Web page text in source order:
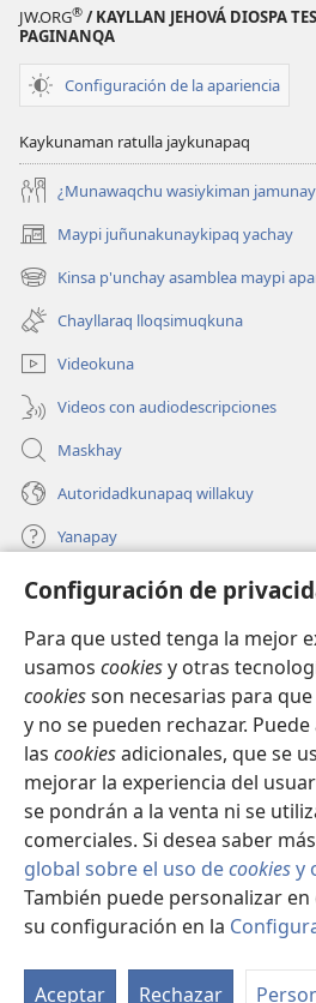
Configuración de
Para que usted tenga la mejor
usamos cookiesy otras
cookiesson necesarias para
y no se pueden rechazar.
las cookiesadicionales, que se
mejorar la experiencia del
se pondrán a la venta ni se
comerciales. Si desea saber
global sobre el uso decookiesy
También puede personalizar
su configuración en la
Aceptar Rechazar
JW.ORG® / KAYLLAN JEHOVÁ DIOSPA
PAGINANQA
Configuración de la apariencia
Kaykunaman ratulla jaykunapaq
¿Munawaqchu wasiykiman
Maypi juñunakunaykipaq yachay
(abre
una
nueva
ventana)
Kinsa p'unchay asamblea maypi
(abre
una
nueva
ventana)
Chayllaraq lloqsimuqkuna
Videokuna
Videos con audiodescripciones
Maskhay
Autoridadkunapaq willakuy
Yanapay
Donacionta churanapaq
una
nueva
ventana)
INTERNETPI QELQANCHISKUNA
(abre
una
nueva
ventana)
JW Hub
(abre
una
nueva
ventana)
JW Library ®
Copyright© 2026 Watch Tower Bible and
IMATAN RUWAWAQ IMATAN
WAQAYCHASQAYKUMANTA |